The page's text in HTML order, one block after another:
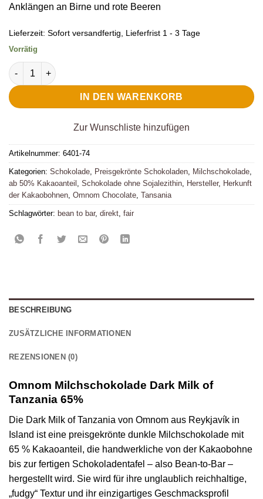
Anklängen an Birne und rote Beeren
Lieferzeit: Sofort versandfertig, Lieferfrist 1 - 3 Tage
Vorrätig
Omnom Milchschokolade Dark Milk of Tanzania 65% Menge
IN DEN WARENKORB
Zur Wunschliste hinzufügen
Artikelnummer: 6401-74
Kategorien: Schokolade, Preisgekrönte Schokoladen, Milchschokolade,
ab 50% Kakaoanteil , Schokolade ohne Sojalezithin, Hersteller, Herkunft
der Kakaobohnen, Omnom Chocolate, Tansania
Schlagwörter: bean to bar, direkt, fair
BESCHREIBUNG
ZUSÄTZLICHE INFORMATIONEN
REZENSIONEN (0)
Omnom Milchschokolade Dark Milk of
Tanzania 65%
Die Dark Milk of Tanzania von Omnom aus Reykjavík in
Island ist eine preisgekrönte dunkle Milchschokolade mit
65 % Kakaoanteil, die handwerkliche von der Kakaobohne
bis zur fertigen Schokoladentafel – also Bean-to-Bar –
hergestellt wird. Sie wird für ihre unglaublich reichhaltige,
„fudgy“ Textur und ihr einzigartiges Geschmacksprofil